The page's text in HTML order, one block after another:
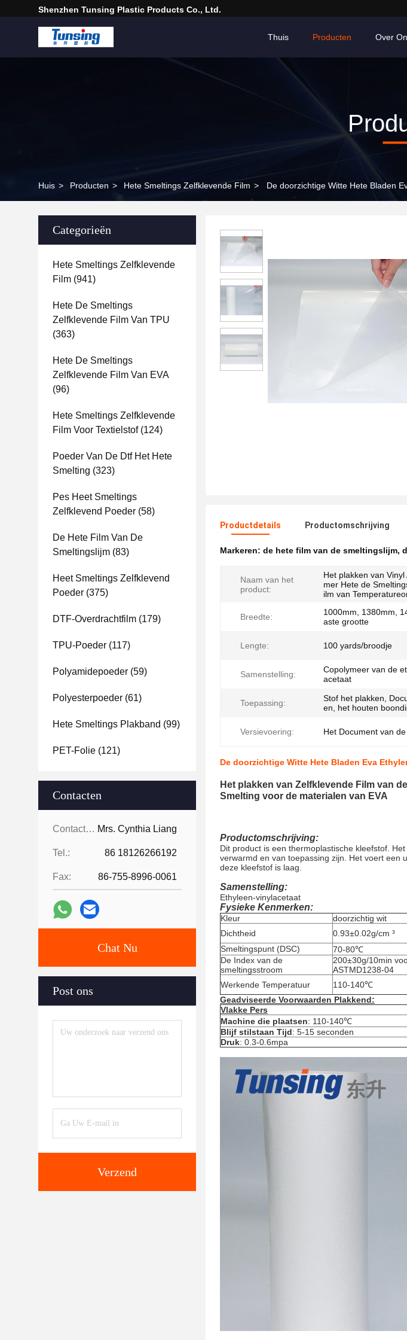
Shenzhen Tunsing Plastic Products Co., Ltd.
Thuis Producten Over
Huis > Producten > Hete Smeltings Zelfklevende Film > De doorzichtige Witte Hete Bladen
Categorieën
Hete Smeltings Zelfklevende
Film (941)
Hete De Smeltings
Zelfklevende Film Van TPU
(363)
Hete De Smeltings
Zelfklevende Film Van EVA
(96)
Hete Smeltings Zelfklevende
Film Voor Textielstof(124)
Poeder Van De Dtf Het Hete
Smelting (323)
Pes Heet Smeltings
Zelfklevend Poeder (58)
De Hete Film Van De
Smeltingslijm (83)
Heet Smeltings Zelfklevend
Poeder (375)
DTF-Overdrachtfilm (179)
TPU-Poeder (117)
Polyamidepoeder (59)
Polyesterpoeder (61)
Hete Smeltings Plakband (99)
PET-Folie (121)
Contacten
Contacten: Mrs. Cynthia Liang
Tel.: 86 18126266192
Fax: 86-755-8996-0061
Chat Nu
Post ons
Verzend
Productdetails Productomschrijving
Markeren: de hete film van de smeltingslijm,
Naam van het
product:
Het plakken van
mer Hete de
ilm van
Breedte:
1000mm, 1380mm,
aste grootte
Lengte: 100 yards/broodje
Samenstelling:
Copolymeer van de
acetaat
Toepassing:
Stof het plakken,
en, het houten
Versievoering: Het Document van
De doorzichtige Witte Hete Bladen Eva
Het plakken van Zelfklevende Film van
Smelting voor de materialen van EVA
Productomschrijving:
Dit product is een thermoplastische kleefstof.
verwarmd en van toepassing zijn. Het voert een
deze kleefstof is laag.
Samenstelling:
Ethyleen-vinylacetaat
Fysieke Kenmerken:
Kleur doorzichtig wit
Dichtheid
0.93±0.02g/cm ³
Smeltingspunt (DSC)
70-80℃
De Index van de
smeltingsstroom
200±30g/10min
ASTMD1238-04
Werkende Temperatuur 110-140℃
Geadviseerde Voorwaarden Plakkend:
Vlakke Pers
Machine die plaatsen: 110-140℃
Blijf stilstaan Tijd: 5-15 seconden
Druk: 0.3-0.6mpa